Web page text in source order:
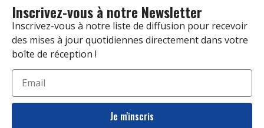
Inscrivez-vous à notre Newsletter
Inscrivez-vous à notre liste de diffusion pour recevoir
des mises à jour quotidiennes directement dans votre
boîte de réception !
Je m'inscris